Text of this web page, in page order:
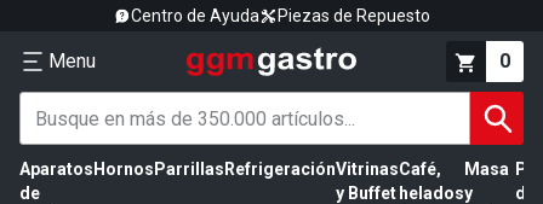
Centro de Ayuda Piezas de Repuesto
Menu 0
Aparatos
de
Hornos Parrillas RefrigeraciónVitrinas
y Buffet
Café,
helados
Masa
y
de